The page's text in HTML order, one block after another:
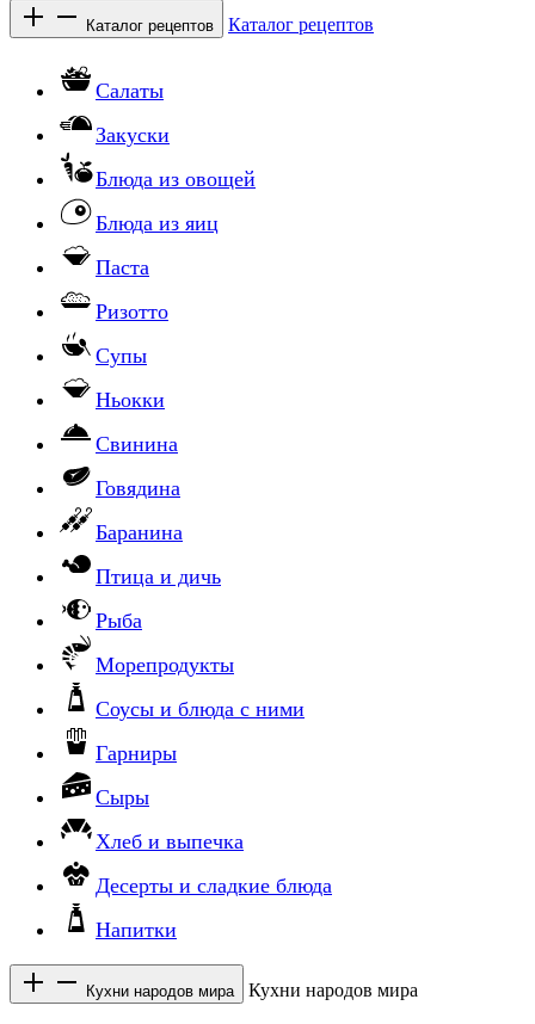
Каталог рецептов Каталог рецептов
Салаты
Закуски
Блюда из овощей
Блюда из яиц
Паста
Ризотто
Супы
Ньокки
Свинина
Говядина
Баранина
Птица и дичь
Рыба
Морепродукты
Соусы и блюда с ними
Гарниры
Сыры
Хлеб и выпечка
Десерты и сладкие блюда
Напитки
Кухни народов мира Кухни народов мира